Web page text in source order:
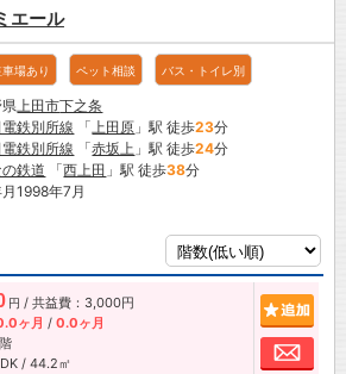
エール
場あり ペット相談 バス・トイレ別
県上田市下之条
鉄別所線 「上田原 」駅 徒歩23分
鉄別所線 「赤坂上 」駅 徒歩24分
の鉄道 「西上田 」駅 徒歩38分
1998年7月
円 / 共益費：3,000円
ヶ月 / 0.0ヶ月
/ 44.2㎡
お